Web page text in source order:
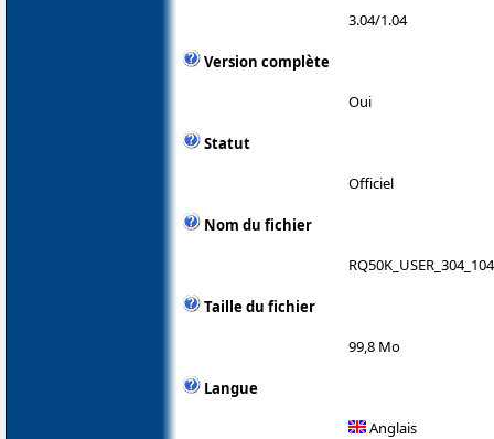
3.04/1.04
Version complète
Oui
Statut
Officiel
Nom du fichier
Taille du fichier
99,8 Mo
Langue
Anglais